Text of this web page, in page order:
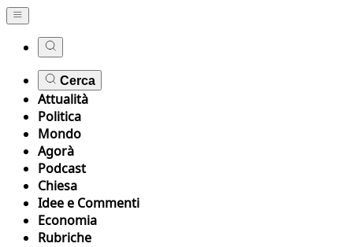
Cerca
Attualità
Politica
Mondo
Agorà
Podcast
Chiesa
Idee e Commenti
Economia
Rubriche